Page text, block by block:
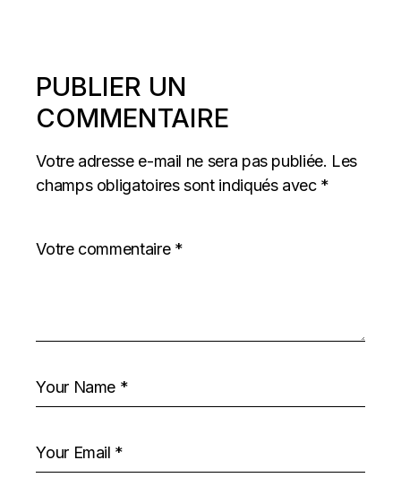
PUBLIER UN
COMMENTAIRE
Votre adresse e-mail ne sera pas publiée. Les
champs obligatoires sont indiqués avec *